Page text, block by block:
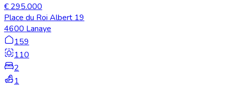
€ 295.000
Place du Roi Albert 19
4600 Lanaye
159
110
2
1